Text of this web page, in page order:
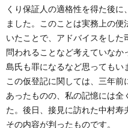
くり保証人の適格性を得た後
ました。このことは実務上の
いたことで、アドバイスをした
問われることなど考えていな
島氏も罪になるなど思ってもい
この仮登記に関しては、三年
あったものの、私の記憶には全
た。後日、接見に訪れた中村寿
その内容が判ったものです。